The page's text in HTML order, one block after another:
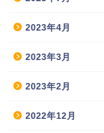
2023年4月
2023年3月
2023年2月
2022年12月